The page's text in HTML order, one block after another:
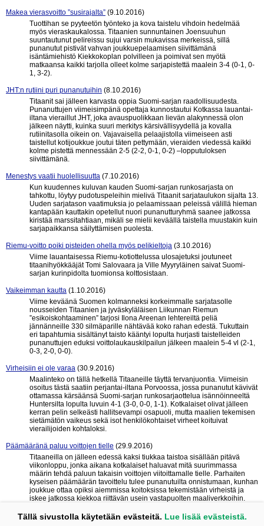
Makea vierasvoitto ”susirajalta” (9.10.2016)
Tuottihan se pyyteetön työnteko ja kova taistelu vihdoin hedelmää
myös vieraskaukalossa. Titaanien sunnuntainen Joensuuhun
suuntautunut pelireissu sujui varsin mukavissa merkeissä, sillä
punanutut pistivät vahvan joukkuepelaamisen siivittämänä
isäntämiehistö Kiekkokoplan polvilleen ja poimivat sen myötä
matkaansa kaikki tarjolla olleet kolme sarjapistettä maalein 3-4 (0-1, 0-
1, 3-2).
JHT:n rutiini puri punanutuihin (8.10.2016)
Titaanit sai jälleen karvasta oppia Suomi-sarjan raadollisuudesta.
Punanuttujen viimeisimpänä opettaja kunnostautui Kotkassa lauantai-
iltana vieraillut JHT, joka avauspuolikkaan lievän alakynnessä olon
jälkeen näytti, kuinka suuri merkitys kärsivällisyydellä ja kovalla
rutiinitasolla oikein on. Vajavaisella pelaajistolla viimeiseen asti
taistellut kotijoukkue joutui täten pettymään, vieraiden viedessä kaikki
kolme pistettä mennessään 2-5 (2-2, 0-1, 0-2) –lopputuloksen
siivittämänä.
Menestys vaatii huolellisuutta (7.10.2016)
Kun kuudennes kuluvan kauden Suomi-sarjan runkosarjasta on
tahkottu, löytyy pudotuspeleihin mielivä Titaanit sarjataulukon sijalta 13.
Uuden sarjatason vaatimuksia jo pelaamissaan peleissä välillä hieman
kantapään kauttakin opetellut nuori punanutturyhmä saanee jatkossa
kiristää marssitahtiaan, mikäli se mielii keväällä taistella muustakin kuin
sarjapaikkansa säilyttämisen puolesta.
Riemu-voitto poiki pisteiden ohella myös pelikieltoja (3.10.2016)
Viime lauantaisessa Riemu-kotiottelussa ulosajetuksi joutuneet
titaanihyökkääjät Tomi Salovaara ja Ville Myyryläinen saivat Suomi-
sarjan kurinpidolta tuomionsa kolttosistaan.
Vaikeimman kautta (1.10.2016)
Viime keväänä Suomen kolmanneksi korkeimmalle sarjatasolle
nousseiden Titaanien ja jyväskyläläisen Liikunnan Riemun
”esikoiskohtaaminen” tarjosi Ilona Areenan lehtereiltä peliä
jännänneille 330 silmäparille nähtävää koko rahan edestä. Tukuttain
eri tapahtumia sisältänyt taisto kääntyi lopulta hurjasti taistelleiden
punanuttujen eduksi voittolaukauskilpailun jälkeen maalein 5-4 vl (2-1,
0-3, 2-0, 0-0).
Virheisiin ei ole varaa (30.9.2016)
Maalinteko on tällä hetkellä Titaaneille täyttä tervanjuontia. Viimeisin
osoitus tästä saatiin perjantai-iltana Porvoossa, jossa punanutut kävivät
ottamassa kärsäänsä Suomi-sarjan runkosarjaottelua isännöinneeltä
Huntersilta lopulta luvuin 4-1 (3-0, 0-0, 1-1). Kotkalaiset olivat jälleen
kerran pelin selkeästi hallitsevampi osapuoli, mutta maalien tekemisen
sietämätön vaikeus sekä isot henkilökohtaiset virheet koituivat
vierailijoiden kohtaloksi.
Päämääränä paluu voittojen tielle (29.9.2016)
Titaaneilla on jälleen edessä kaksi tiukkaa taistoa sisällään pitävä
viikonloppu, jonka aikana kotkalaiset haluavat mitä suurimmassa
määrin tehdä paluun takaisin voittojen viitoittamalle tielle. Parhaiten
kyseisen päämäärän tavoittelu tulee punanutuilta onnistumaan, kunhan
joukkue ottaa opiksi aiemmissa koitoksissa tekemistään virheistä ja
iskee jatkossa kiekkoa riittävän usein vastapuolten maaliverkkoihin.
seuraavat 10 »
Tällä sivustolla käytetään evästeitä. Lue lisää evästeistä.